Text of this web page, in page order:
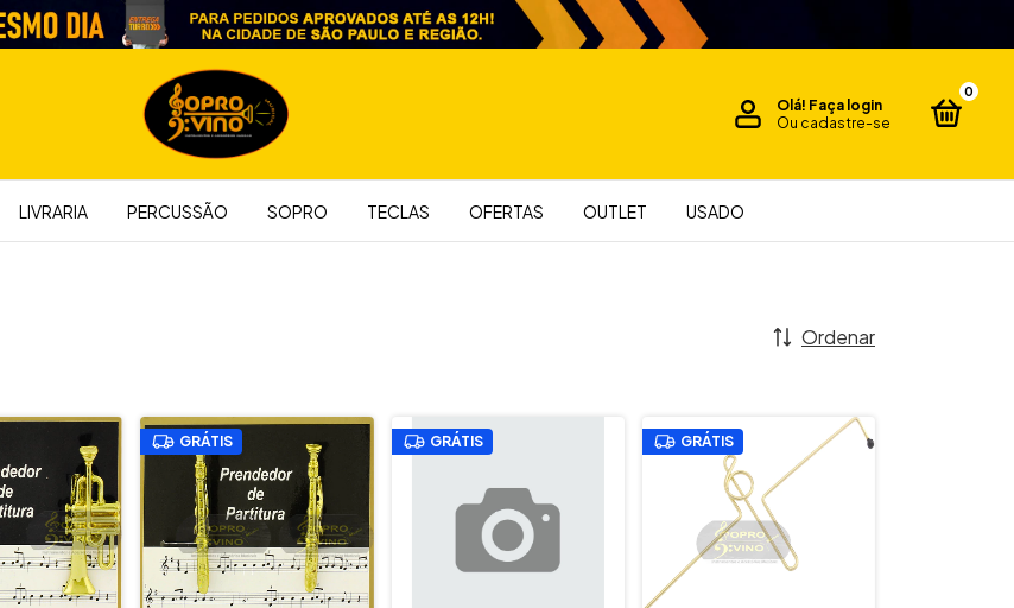
Olá! Faça login
Ou cadastre-se
0
LIVRARIA PERCUSSÃO SOPRO TECLAS OFERTAS OUTLET USADO
Ordenar
GRÁTIS GRÁTIS GRÁTIS